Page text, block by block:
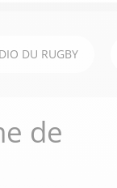
DU RUGBY
de